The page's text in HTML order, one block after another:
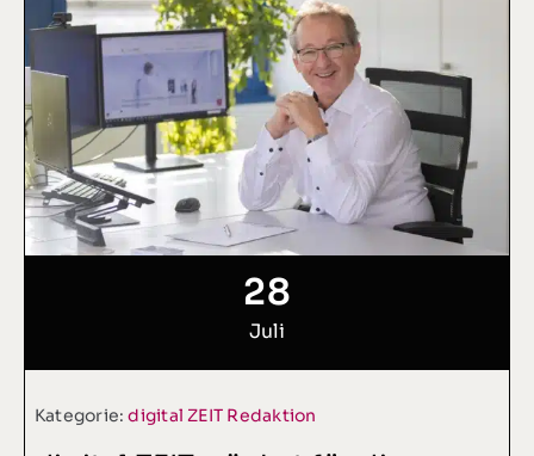
28
Juli
Kategorie:digital ZEIT Redaktion